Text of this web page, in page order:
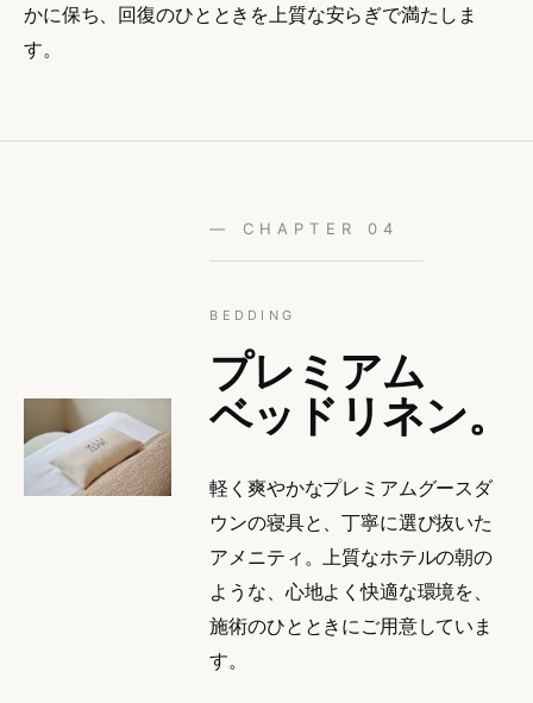
かに保ち、回復のひとときを上質な安らぎで満たしま
す。
— CHAPTER 04
BEDDING
プレミアム
ベッドリネン。
軽く爽やかなプレミアムグースダ
ウンの寝具と、丁寧に選び抜いた
アメニティ。上質なホテルの朝の
ような、心地よく快適な環境を、
施術のひとときにご用意していま
す。